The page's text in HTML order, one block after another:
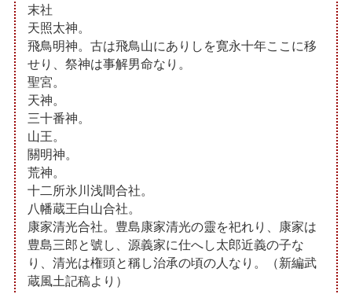
末社
天照太神。
飛鳥明神。古は飛鳥山にありしを寛永十年ここに移
せり、祭神は事解男命なり。
聖宮。
天神。
三十番神。
山王。
關明神。
荒神。
十二所氷川浅間合社。
八幡蔵王白山合社。
康家清光合社。豊島康家清光の靈を祀れり、康家は
豊島三郎と號し、源義家に仕へし太郎近義の子な
り、清光は権頭と稱し治承の頃の人なり。（新編武
蔵風土記稿より）